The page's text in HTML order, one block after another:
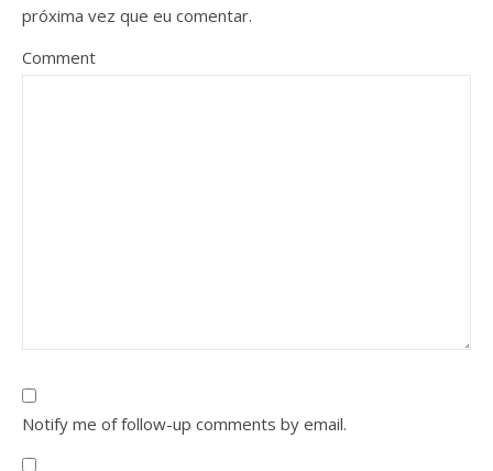
próxima vez que eu comentar.
Comment
Notify me of follow-up comments by email.